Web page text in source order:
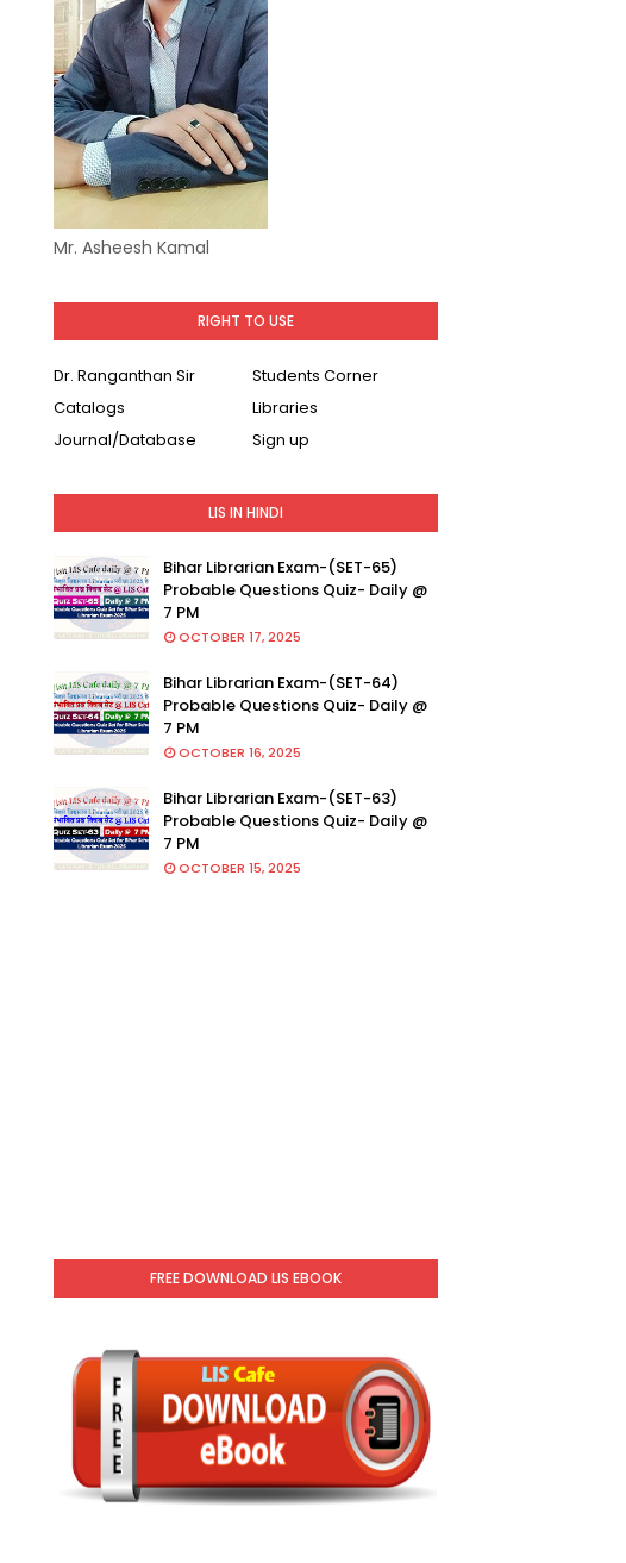
Mr. Asheesh Kamal
RIGHT TO USE
Dr. Ranganthan Sir
Students Corner
Catalogs
Libraries
Journal/Database
Sign up
LIS IN HINDI
Bihar Librarian Exam-(SET-65)
Probable Questions Quiz- Daily @
7 PM
OCTOBER 17, 2025
Bihar Librarian Exam-(SET-64)
Probable Questions Quiz- Daily @
7 PM
OCTOBER 16, 2025
Bihar Librarian Exam-(SET-63)
Probable Questions Quiz- Daily @
7 PM
OCTOBER 15, 2025
FREE DOWNLOAD LIS EBOOK